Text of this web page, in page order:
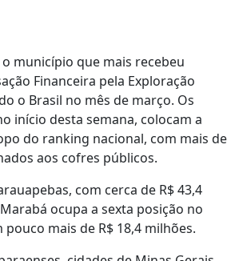
município que mais recebeu
Financeira pela Exploração
o Brasil no mês de março. Os
início desta semana, colocam a
do ranking nacional, com mais de
aos cofres públicos.
, com cerca de R$ 43,4
Marabá ocupa a sexta posição no
mais de R$ 18,4 milhões.